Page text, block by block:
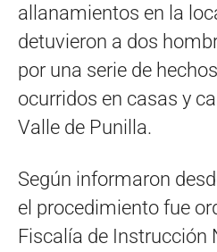
allanamientos en la
detuvieron a dos
por una serie de
ocurridos en casas y
Valle de Punilla.
Según informaron
el procedimiento fue
Fiscalía de Instrucción